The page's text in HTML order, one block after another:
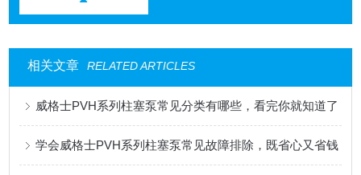
相关文章 RELATED ARTICLES
威格士PVH系列柱塞泵常见分类有哪些，看完你就知道了
学会威格士PVH系列柱塞泵常见故障排除，既省心又省钱